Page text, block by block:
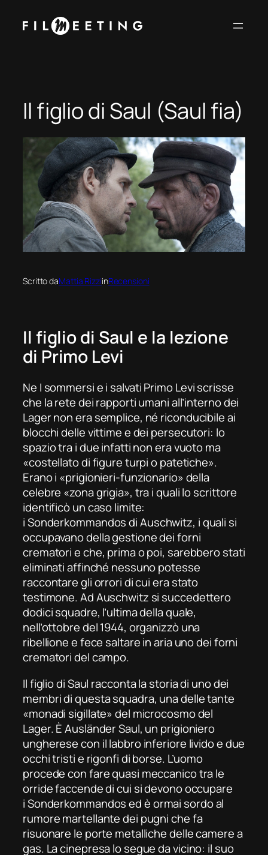
Il figlio di Saul (Saul fia)
Scritto daMattia RizziinRecensioni
Il figlio di Saul e la lezione
di Primo Levi
Ne I sommersi e i salvatiPrimo Levi scrisse
che la rete dei rapporti umani all’interno dei
Lager non era semplice, né riconducibile ai
blocchi delle vittime e dei persecutori: lo
spazio tra i due infatti non era vuoto ma
«costellato di figure turpi o patetiche».
Erano i «prigionieri-funzionario» della
celebre «zona grigia», tra i quali lo scrittore
identificò un caso limite:
iSonderkommandosdi Auschwitz, i quali si
occupavano della gestione dei forni
crematori e che, prima o poi, sarebbero stati
eliminati affinché nessuno potesse
raccontare gli orrori di cui era stato
testimone. Ad Auschwitz si succedettero
dodici squadre, l’ultima della quale,
nell’ottobre del 1944, organizzò una
ribellione e fece saltare in aria uno dei forni
crematori del campo.
Il figlio di Saul racconta la storia di uno dei
membri di questa squadra, una delle tante
«monadi sigillate» del microcosmo del
Lager. È Ausländer Saul, un prigioniero
ungherese con il labbro inferiore livido e due
occhi tristi e rigonfi di borse. L’uomo
procede con fare quasi meccanico tra le
orride faccende di cui si devono occupare
iSonderkommandosed è ormai sordo al
rumore martellante dei pugni che fa
risuonare le porte metalliche delle camere a
gas. La cinepresa lo segue da vicino: il suo